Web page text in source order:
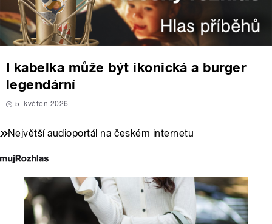
I kabelka může být ikonická a burger
legendární
5. květen 2026
Největší audioportál na českém internetu